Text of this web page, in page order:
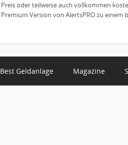
Preis oder teilweise auch vollkommen
Premium Version von AlertsPRO zu einem
Best Geldanlage Magazine